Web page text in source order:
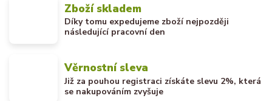
Zboží skladem
Díky tomu expedujeme zboží nejpozději
následující pracovní den
Věrnostní sleva
Již za pouhou registraci získáte slevu 2%, která
se nakupováním zvyšuje